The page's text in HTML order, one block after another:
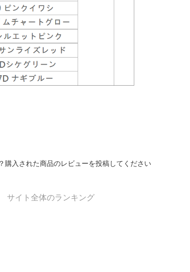
購入された商品のレビューを投稿してください
サイト全体のランキング